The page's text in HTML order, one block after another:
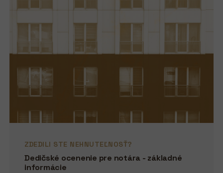
ZDEDILI STE NEHNUTEĽNOSŤ?
Dedičské ocenenie pre notára - základné
informácie